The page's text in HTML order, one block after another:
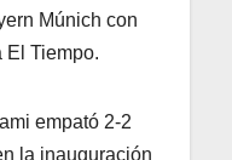
Múnich con
El Tiempo.
empató 2-2
la inauguración